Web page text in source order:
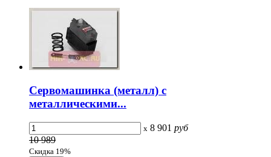
Сервомашинка (металл) с
металлическими...
x 8 901 руб
10 989
Скидка 19%